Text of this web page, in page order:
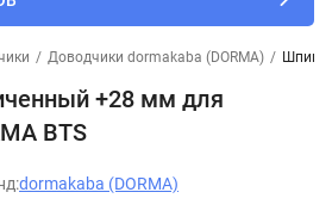
/ Доводчики dormakaba (DORMA) /
+28 мм для
BTS
dormakaba (DORMA)